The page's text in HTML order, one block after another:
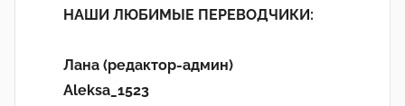
НАШИ ЛЮБИМЫЕ ПЕРЕВОДЧИКИ:
Лана (редактор-админ)
Aleksa_1523